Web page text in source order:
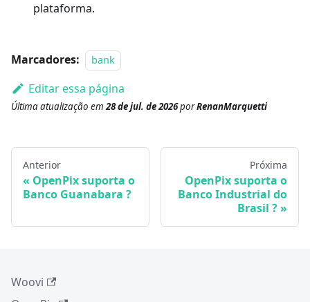
plataforma.
Marcadores: bank
Editar essa página
Última atualização em28 de jul. de 2026porRenanMarquetti
Anterior
OpenPix suporta o
Banco Guanabara ?
Próxima
OpenPix suporta o
Banco Industrial do
Brasil ?
Woovi